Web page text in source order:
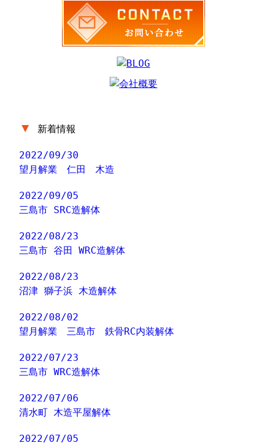
▼ 新着情報
2022/09/30
望月解業 仁田 木造
2022/09/05
三島市 SRC造解体
2022/08/23
三島市 谷田 WRC造解体
2022/08/23
沼津 獅子浜 木造解体
2022/08/02
望月解業 三島市 鉄骨RC内装解体
2022/07/23
三島市 WRC造解体
2022/07/06
清水町 木造平屋解体
2022/07/05